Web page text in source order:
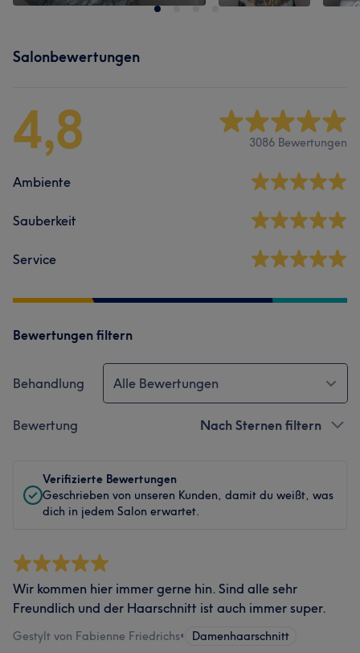
Salonbewertungen
4,8 3086 Bewertungen
Ambiente
Sauberkeit
Service
Bewertungen filtern
Behandlung Alle Bewertungen
Bewertung Nach Sternen filtern
Verifizierte Bewertungen
Geschrieben von unseren Kunden, damit du weißt, was
dich in jedem Salon erwartet.
Wir kommen hier immer gerne hin. Sind alle sehr
Freundlich und der Haarschnitt ist auch immer super.
Gestylt von Fabienne Friedrichs• Damenhaarschnitt